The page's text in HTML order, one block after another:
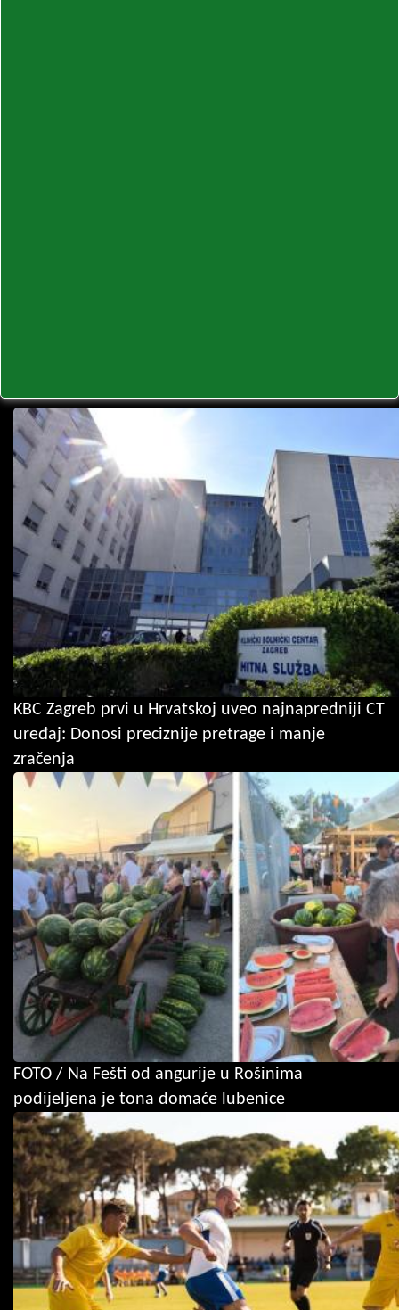
KBC Zagreb prvi u Hrvatskoj uveo najnapredniji CT
uređaj: Donosi preciznije pretrage i manje
zračenja
FOTO / Na Fešti od angurije u Rošinima
podijeljena je tona domaće lubenice